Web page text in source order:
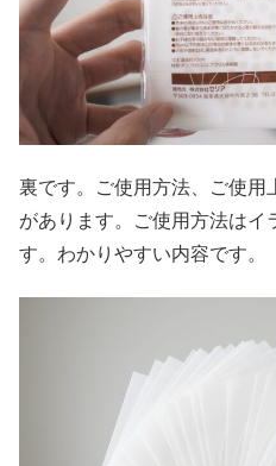
裏です。ご使用方法、ご使用
があります。ご使用方法はイ
す。わかりやすい内容です。